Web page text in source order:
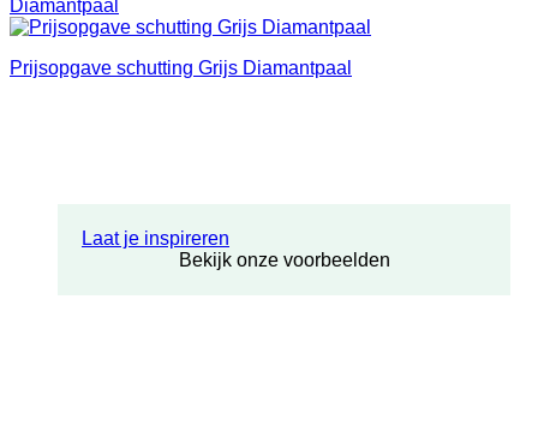
Laat je inspireren
Bekijk onze voorbeelden
Prijsopgave schutting Grijs Diamantpaal